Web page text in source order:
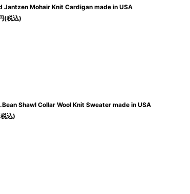
Jantzen Mohair Knit Cardigan made in USA
(税込)
Shawl Collar Wool Knit Sweater made in USA
込)